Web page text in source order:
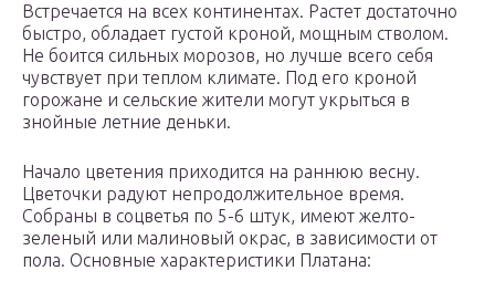
Встречается на всех континентах. Растет достаточно
быстро, обладает густой кроной, мощным стволом.
Не боится сильных морозов, но лучше всего себя
чувствует при теплом климате. Под его кроной
горожане и сельские жители могут укрыться в
знойные летние деньки.
Начало цветения приходится на раннюю весну.
Цветочки радуют непродолжительное время.
Собраны в соцветья по 5-6 штук, имеют желто-
зеленый или малиновый окрас, в зависимости от
пола. Основные характеристики Платана: